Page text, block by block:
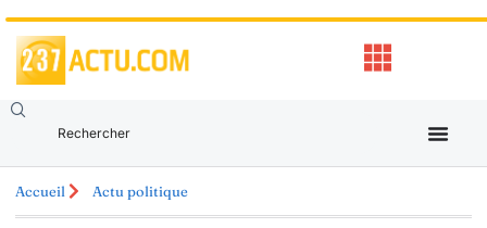
Accueil Actu politique